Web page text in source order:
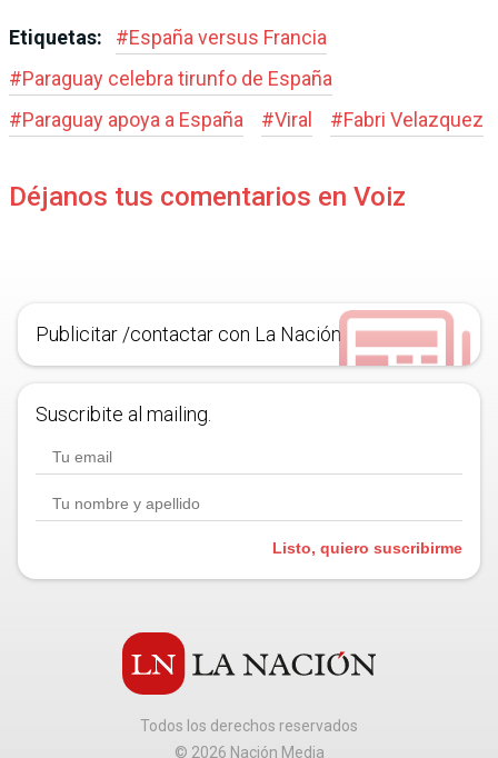
Etiquetas: #España versus Francia
#Paraguay celebra tirunfo de España
#Paraguay apoya a España #Viral #Fabri Velazquez
Déjanos tus comentarios en Voiz
Publicitar /contactar con La Nación
Suscribite al mailing.
Listo, quiero suscribirme
Todos los derechos reservados
© 2026 Nación Media